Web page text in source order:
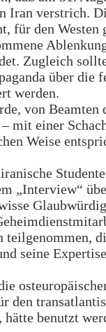
Iran verstrich.
für den Westen
Zugleich
über die
werden.
von Beamten
mit einer
Weise
„Interview“
teilgenommen,
seine
den
benutzt